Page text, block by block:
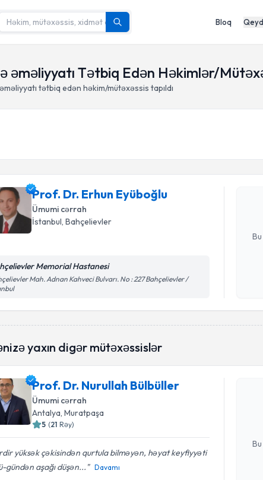
Bloq
əməliyyatı Tətbiq Edən Həkimlər/
tətbiq edən həkim/mütəxəssis tapıldı
Prof. Dr. Erhun Eyüboğlu
Ümumi cərrah
İstanbul, Bahçelievler
Memorial Hastanesi
Mah. Adnan Kahveci Bulvarı. No : 227 Bahçelievler /
Prof. Dr.
yaradın.
yaxın digər mütəxəssislər
Prof. Dr. Nurullah Bülbüller
Ümumi cərrah
Antalya, Muratpaşa
5 (21 Rəy)
yüksək çəkisindən qurtula bilməyən, həyat keyfiyyəti
gündən aşağı düşən...
Davamı
Prof. Dr.